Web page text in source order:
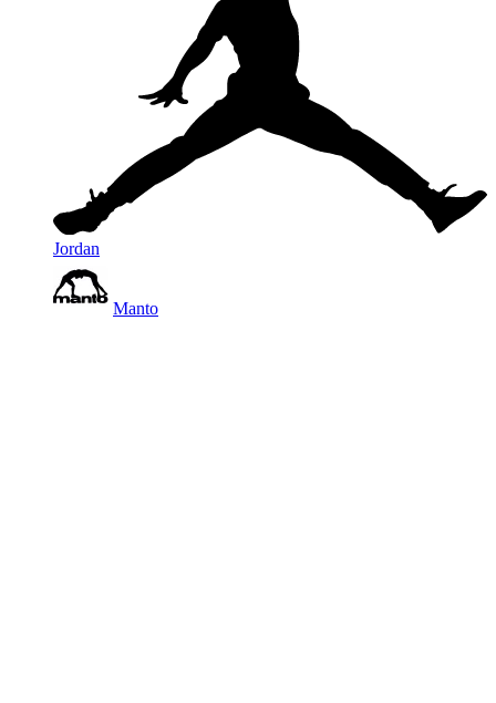
Jordan
Manto